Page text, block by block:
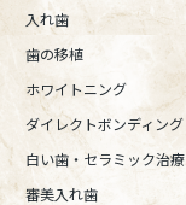
入れ歯
歯の移植
ホワイトニング
ダイレクトボンディング
白い歯・セラミック治療
審美入れ歯